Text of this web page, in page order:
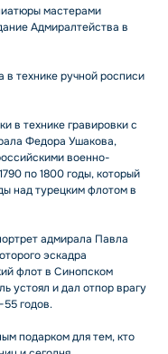
мастерами
Адмиралтейства в
в технике ручной росписи
в технике гравировки с
Федора Ушакова,
военно-
по 1800 годы, который
над турецким флотом в
адмирала Павла
эскадра
флот в Синопском
устоял и дал отпор врагу
годов.
подарком для тем, кто